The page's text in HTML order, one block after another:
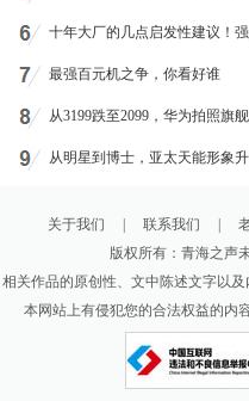
十年大厂的几点启发性建议！
最强百元机之争，你看好谁
从3199跌至2099，华为拍照旗
从明星到博士，亚太天能形象
关于我们 联系我们
版权所有：青海之声
相关作品的原创性、文中陈述文字以
本网站上有侵犯您的合法权益的内